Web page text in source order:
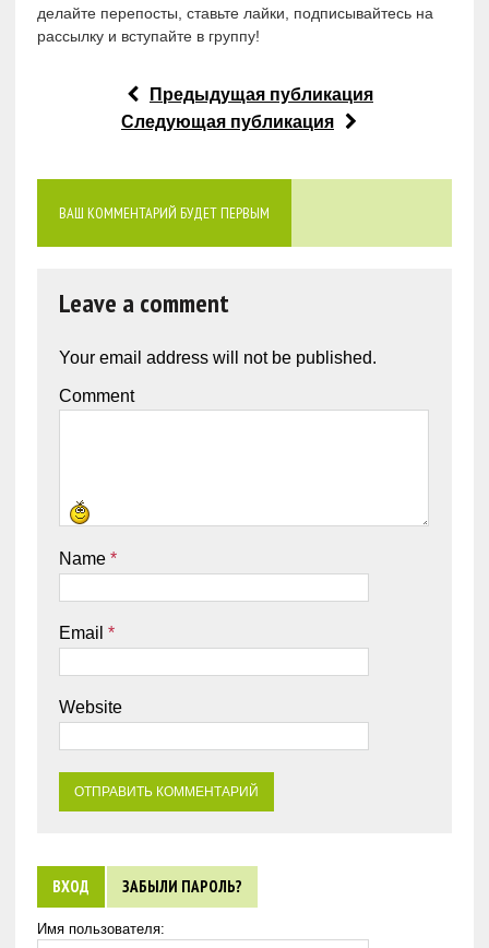
делайте перепосты, ставьте лайки, подписывайтесь на
рассылку и вступайте в группу!
Предыдущая публикация
Следующая публикация
ВАШ КОММЕНТАРИЙ БУДЕТ ПЕРВЫМ
Leave a comment
Your email address will not be published.
Comment
Name *
Email *
Website
ВХОД ЗАБЫЛИ ПАРОЛЬ?
Имя пользователя: